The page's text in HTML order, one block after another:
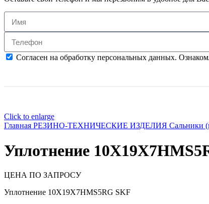
Согласен на обработку персональных данных.
Click to enlarge
Главная РЕЗИНО-ТЕХНИЧЕСКИЕ ИЗДЕЛИЯ Сальники
Уплотнение
ЦЕНА ПО ЗАПРОСУ
Уплотнение 10X19X7HMS5RG SKF